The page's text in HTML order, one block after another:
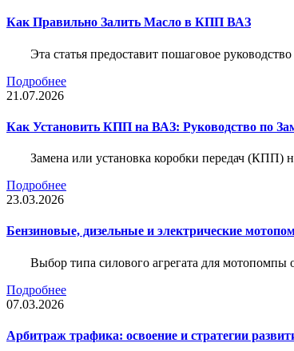
Как Правильно Залить Масло в КПП ВАЗ
Эта статья предоставит пошаговое
Подробнее
21.07.2026
Как Установить КПП на ВАЗ: Руководство по
Замена или установка коробки передач (КПП)
Подробнее
23.03.2026
Бензиновые, дизельные и электрические
Выбор типа силового агрегата для мотопомпы
Подробнее
07.03.2026
Арбитраж трафика: освоение и стратегии